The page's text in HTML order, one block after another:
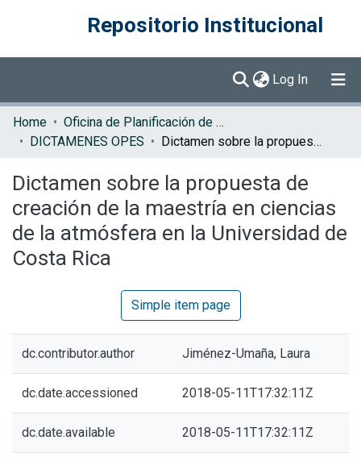
Repositorio Institucional
Log In (current)
Communities & Collections
Browse DSpace
Statistics
Home
Oficina de Planificación de la Educación Superior (OPES)
DICTAMENES OPES
Dictamen sobre la propuesta de creación de la maestría en ciencias de la atmósfera en la Universidad de Costa Rica
Dictamen sobre la propuesta de
creación de la maestría en ciencias
de la atmósfera en la Universidad de
Costa Rica
Simple item page
dc.contributor.author Jiménez-Umaña, Laura
dc.date.accessioned 2018-05-11T17:32:11Z
dc.date.available 2018-05-11T17:32:11Z